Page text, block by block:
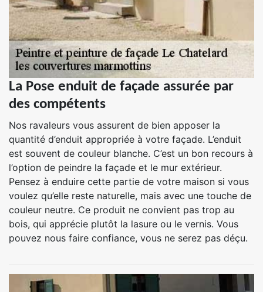
La Pose enduit de façade assurée par
des compétents
Nos ravaleurs vous assurent de bien apposer la
quantité d’enduit appropriée à votre façade. L’enduit
est souvent de couleur blanche. C’est un bon recours à
l’option de peindre la façade et le mur extérieur.
Pensez à enduire cette partie de votre maison si vous
voulez qu’elle reste naturelle, mais avec une touche de
couleur neutre. Ce produit ne convient pas trop au
bois, qui apprécie plutôt la lasure ou le vernis. Vous
pouvez nous faire confiance, vous ne serez pas déçu.